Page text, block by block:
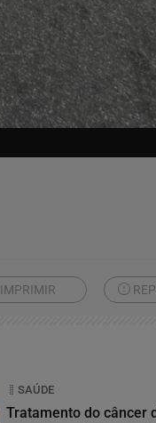
IMPRIMIR
SAÚDE
Tratamento do câncer